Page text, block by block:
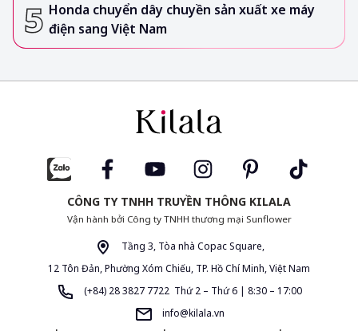
Honda chuyển dây chuyền sản xuất xe máy
điện sang Việt Nam
CÔNG TY TNHH TRUYỀN THÔNG KILALA
Vận hành bởi Công ty TNHH thương mại Sunflower
Tầng 3, Tòa nhà Copac Square,
12 Tôn Đản, Phường Xóm Chiếu, TP. Hồ Chí Minh, Việt Nam
(+84) 28 3827 7722 Thứ 2 – Thứ 6 | 8:30 – 17:00
info@kilala.vn